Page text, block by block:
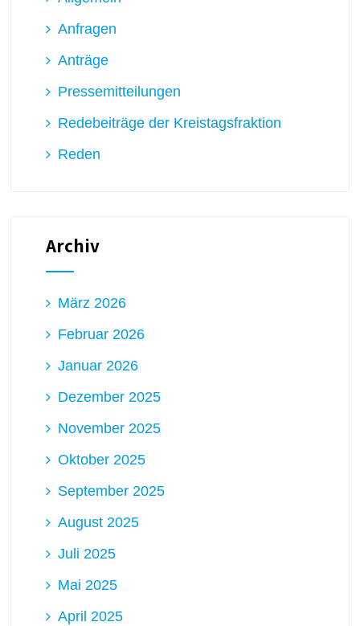
Anfragen
Anträge
Pressemitteilungen
Redebeiträge der Kreistagsfraktion
Reden
Archiv
März 2026
Februar 2026
Januar 2026
Dezember 2025
November 2025
Oktober 2025
September 2025
August 2025
Juli 2025
Mai 2025
April 2025